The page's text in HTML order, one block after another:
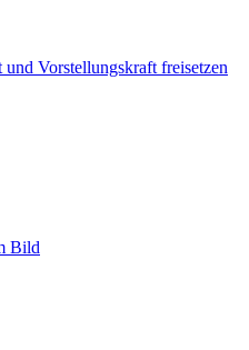
Vorstellungskraft freisetzen
Bild